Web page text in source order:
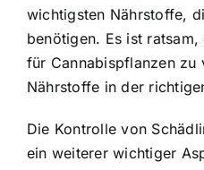
wichtigsten Nährstoffe,
benötigen. Es ist
für Cannabispflanzen zu
Nährstoffe in der
Die Kontrolle von
ein weiterer wichtiger